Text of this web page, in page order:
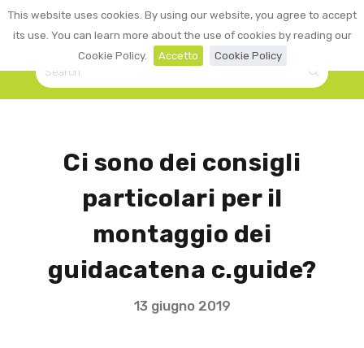
This website uses cookies. By using our website, you agree to accept
its use. You can learn more about the use of cookies by reading our
Cookie Policy.
Accetto Cookie Policy
☰ LOGIN
0
Ci sono dei consigli
particolari per il
montaggio dei
guidacatena c.guide?
13 giugno 2019